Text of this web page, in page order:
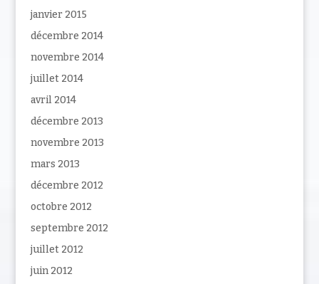
janvier 2015
décembre 2014
novembre 2014
juillet 2014
avril 2014
décembre 2013
novembre 2013
mars 2013
décembre 2012
octobre 2012
septembre 2012
juillet 2012
juin 2012